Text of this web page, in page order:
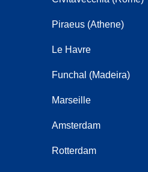
Piraeus (Athene)
Le Havre
Funchal (Madeira)
Marseille
Amsterdam
Rotterdam